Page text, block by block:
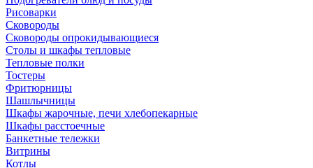
Рисоварки
Сковороды
Сковороды опрокидывающиеся
Столы и шкафы тепловые
Тепловые полки
Тостеры
Фритюрницы
Шашлычницы
Шкафы жарочные, печи хлебопекарные
Шкафы расстоечные
Банкетные тележки
Витрины
Котлы